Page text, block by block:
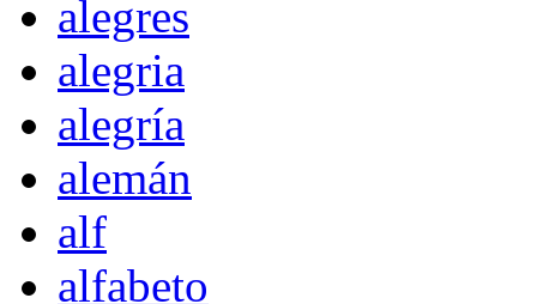
alegres
alegria
alegría
alemán
alf
alfabeto